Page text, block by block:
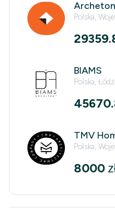
Archeton
Polska,
BIAMS
Polska,
TMV
Polska,
8000